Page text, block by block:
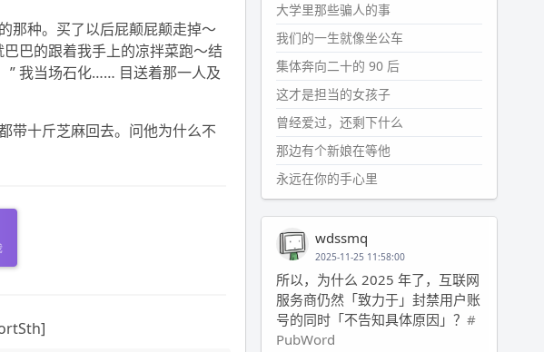
那种。买了以后屁颠屁颠走掉～
巴的跟着我手上的凉拌菜跑～结
” 我当场石化…… 目送着那一人及
带十斤芝麻回去。问他为什么不
大学里那些骗人的事
我们的一生就像坐公车
集体奔向二十的 90 后
这才是担当的女孩子
曾经爱过，还剩下什么
那边有个新娘在等他
永远在你的手心里
wdssmq
2025-11-25 11:58:00
所以，为什么 2025 年了，互联网
服务商仍然「致力于」封禁用户账
号的同时「不告知具体原因」？ #
PubWord